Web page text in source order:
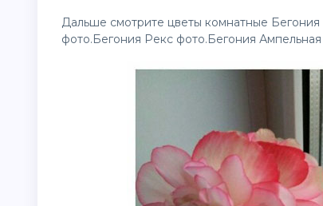
Дальше смотрите цветы комнатные
фото.Бегония Рекс фото.Бегония